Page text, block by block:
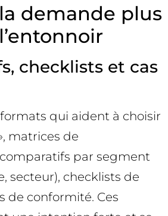
demande plus
checklists et cas
qui aident à choisir
matrices de
par segment
secteur), checklists de
de conformité. Ces